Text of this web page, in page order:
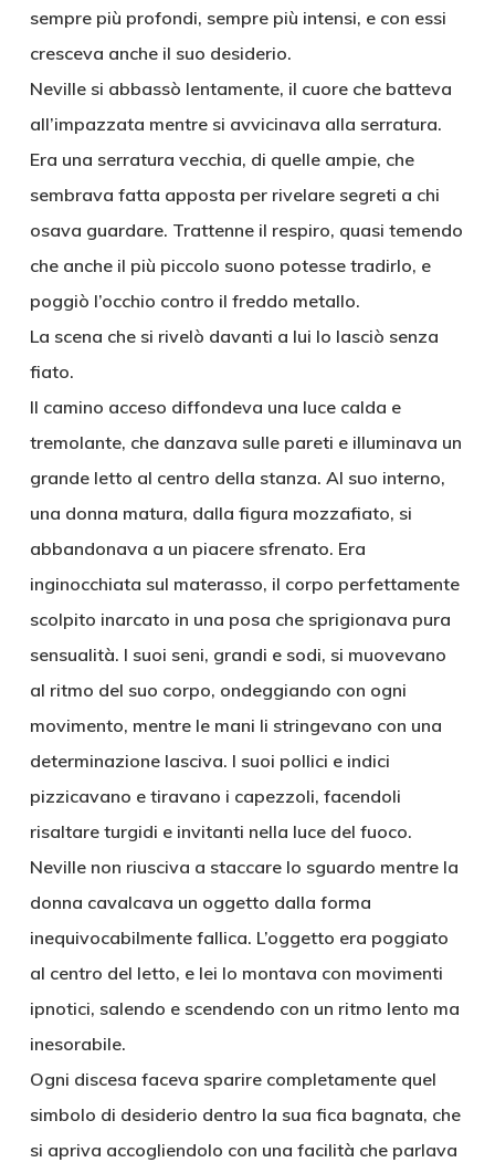
sempre più profondi, sempre più intensi, e con essi
cresceva anche il suo desiderio.
Neville si abbassò lentamente, il cuore che batteva
all’impazzata mentre si avvicinava alla serratura.
Era una serratura vecchia, di quelle ampie, che
sembrava fatta apposta per rivelare segreti a chi
osava guardare. Trattenne il respiro, quasi temendo
che anche il più piccolo suono potesse tradirlo, e
poggiò l’occhio contro il freddo metallo.
La scena che si rivelò davanti a lui lo lasciò senza
fiato.
Il camino acceso diffondeva una luce calda e
tremolante, che danzava sulle pareti e illuminava un
grande letto al centro della stanza. Al suo interno,
una donna matura, dalla figura mozzafiato, si
abbandonava a un piacere sfrenato. Era
inginocchiata sul materasso, il corpo perfettamente
scolpito inarcato in una posa che sprigionava pura
sensualità. I suoi seni, grandi e sodi, si muovevano
al ritmo del suo corpo, ondeggiando con ogni
movimento, mentre le mani li stringevano con una
determinazione lasciva. I suoi pollici e indici
pizzicavano e tiravano i capezzoli, facendoli
risaltare turgidi e invitanti nella luce del fuoco.
Neville non riusciva a staccare lo sguardo mentre la
donna cavalcava un oggetto dalla forma
inequivocabilmente fallica. L’oggetto era poggiato
al centro del letto, e lei lo montava con movimenti
ipnotici, salendo e scendendo con un ritmo lento ma
inesorabile.
Ogni discesa faceva sparire completamente quel
simbolo di desiderio dentro la sua fica bagnata, che
si apriva accogliendolo con una facilità che parlava